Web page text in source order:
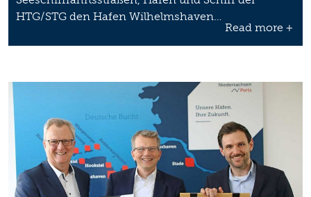
HTG/STG den Hafen Wilhelmshaven…
Read more +